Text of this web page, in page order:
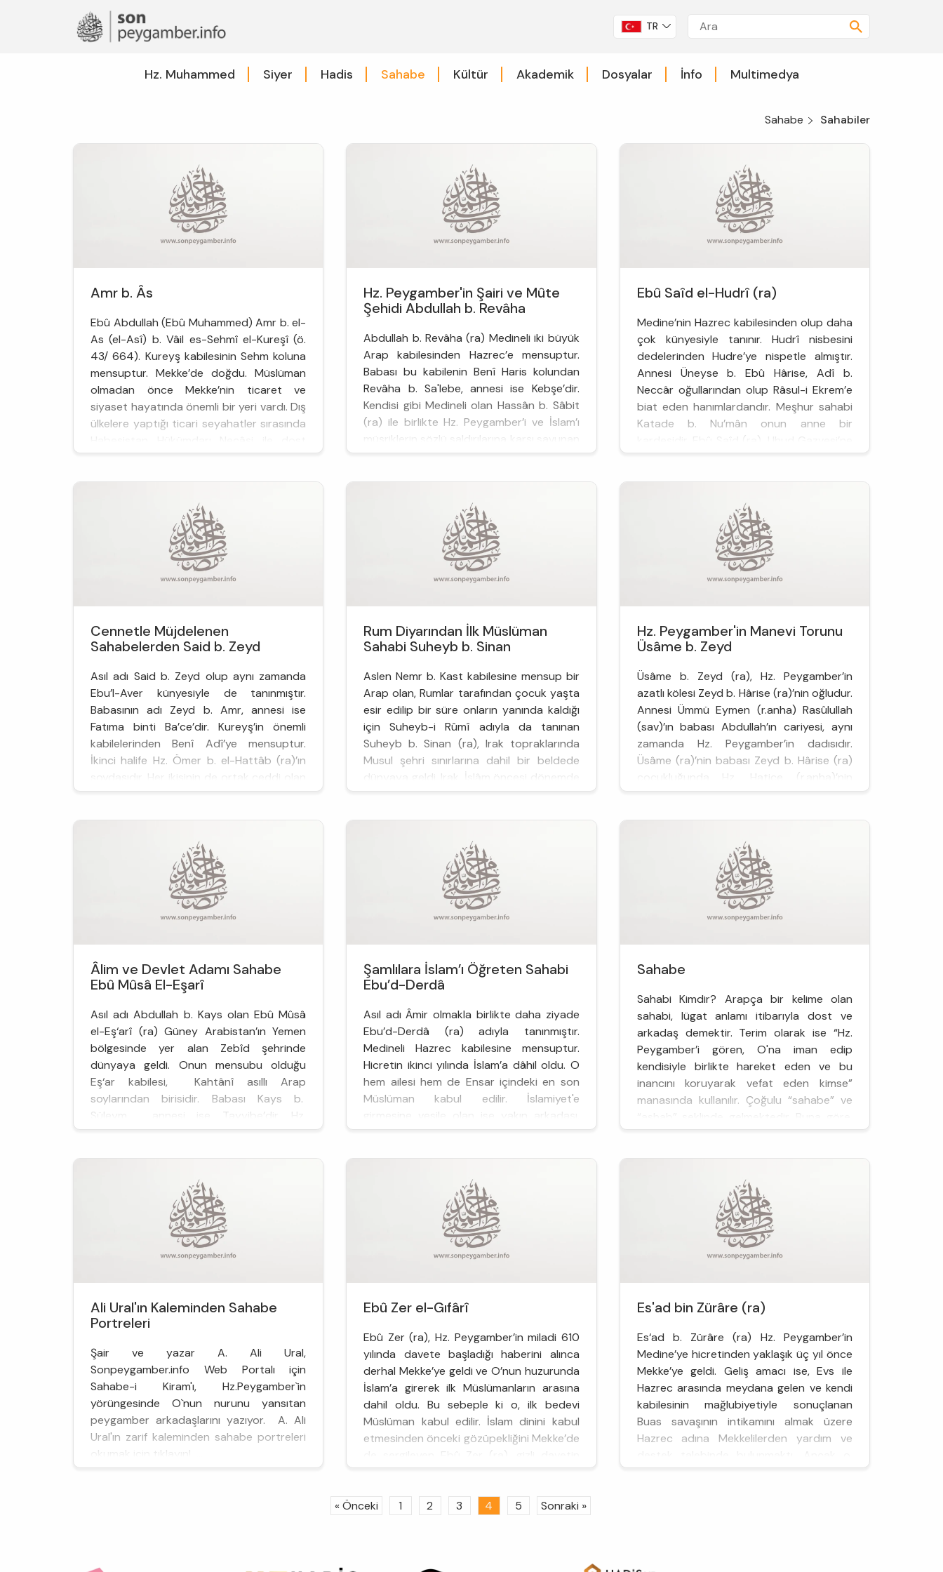
TR
Hz. Muhammed Siyer Hadis Sahabe Kültür Akademik Dosyalar İnfo Multimedya
Sahabe Sahabiler
Amr b. Âs
Ebû Abdullah (Ebû Muhammed) Amr b. el-
As (el-Asî) b. Vâil es-Sehmî el-Kureşî (ö.
43/ 664). Kureyş kabilesinin Sehm koluna
mensuptur. Mekke’de doğdu. Müslüman
olmadan önce Mekke’nin ticaret ve
siyaset hayatında önemli bir yeri vardı. Dış
ülkelere yaptığı ticari seyahatler sırasında
oldu. Bundan dolayı Habeş...
Hz. Peygamber'in Şairi ve Mûte
Şehidi Abdullah b. Revâha
Abdullah b. Revâha (ra) Medineli iki büyük
Arap kabilesinden Hazrec’e mensuptur.
Babası bu kabilenin Benî Haris kolundan
Revâha b. Sa'lebe, annesi ise Kebşe’dir.
Kendisi gibi Medineli olan Hassân b. Sâbit
(ra) ile birlikte Hz. Peygamber’i ve İslam’ı
müşriklerin sözlü saldırılarına karşı savunan
şairlerden birisidir. Nitekim Allah Rasû...
Ebû Saîd el-Hudrî (ra)
Medine’nin Hazrec kabilesinden olup daha
çok künyesiyle tanınır. Hudrî nisbesini
dedelerinden Hudre’ye nispetle almıştır.
Annesi Üneyse b. Ebû Hârise, Adî b.
Neccâr oğullarından olup Râsul-i Ekrem’e
biat eden hanımlardandır. Meşhur sahabi
Katade b. Nu’mân onun anne bir
kardeşidir. Ebû Saîd (ra), Uhud Gazvesi’ne
katılmak için Hz. Peygamber’in huzuruna
Cennetle Müjdelenen
Sahabelerden Said b. Zeyd
Asıl adı Said b. Zeyd olup aynı zamanda
Ebu’l-Aver künyesiyle de tanınmıştır.
Babasının adı Zeyd b. Amr, annesi ise
Fatıma binti Ba’ce’dir. Kureyş’in önemli
kabilelerinden Benî Adî’ye mensuptur.
İkinci halife Hz. Ömer b. el-Hattâb (ra)’ın
soydaşıdır. Her ikisinin de ortak ceddi olan
Nüfeyl b. Abdüluzza yaşadığı dönemde,
Rum Diyarından İlk Müslüman
Sahabi Suheyb b. Sinan
Aslen Nemr b. Kast kabilesine mensup bir
Arap olan, Rumlar tarafından çocuk yaşta
esir edilip bir süre onların yanında kaldığı
için Suheyb-i Rûmî adıyla da tanınan
Suheyb b. Sinan (ra), Irak topraklarında
Musul şehri sınırlarına dahil bir beldede
dünyaya geldi. Irak, İslâm öncesi dönemde
İran’da kurulmuş bulunan Sasanî
Hz. Peygamber'in Manevi Torunu
Üsâme b. Zeyd
Üsâme b. Zeyd (ra), Hz. Peygamber’in
azatlı kölesi Zeyd b. Hârise (ra)’nin oğludur.
Annesi Ümmü Eymen (r.anha) Rasûlullah
(sav)’ın babası Abdullah’ın cariyesi, aynı
zamanda Hz. Peygamber’in dadısıdır.
Üsâme (ra)’nin babası Zeyd b. Hârise (ra)
çocukluğunda Hz. Hatice (r.anha)’nin
kölesiydi. Hz. Hatice (r.anha) Allah Rasûlü
Âlim ve Devlet Adamı Sahabe
Ebû Mûsâ El-Eşarî
Asıl adı Abdullah b. Kays olan Ebû Mûsâ
el-Eş‘arî (ra) Güney Arabistan’ın Yemen
bölgesinde yer alan Zebîd şehrinde
dünyaya geldi. Onun mensubu olduğu
Eş‘ar kabilesi, Kahtânî asıllı Arap
soylarından birisidir. Babası Kays b.
Süleym, annesi ise Tayyibe’dir. Hz.
Peygamber’in Mekke’de davetini
Şamlılara İslam’ı Öğreten Sahabi
Ebu’d-Derdâ
Asıl adı Âmir olmakla birlikte daha ziyade
Ebu’d-Derdâ (ra) adıyla tanınmıştır.
Medineli Hazrec kabilesine mensuptur.
Hicretin ikinci yılında İslam’a dâhil oldu. O
hem ailesi hem de Ensar içindeki en son
Müslüman kabul edilir. İslamiyet'e
girmesine vesile olan ise yakın arkadaşı,
aynı zamanda da Hz. Peygamber’in
Sahabe
Sahabi Kimdir? Arapça bir kelime olan
sahabi, lügat anlamı itibarıyla dost ve
arkadaş demektir. Terim olarak ise “Hz.
Peygamber’i gören, O'na iman edip
kendisiyle birlikte hareket eden ve bu
inancını koruyarak vefat eden kimse”
manasında kullanılır. Çoğulu “sahabe” ve
Hz. Peygamber’e ilk vahyin geliş ta...
Ali Ural'ın Kaleminden Sahabe
Portreleri
Şair ve yazar A. Ali Ural,
Sonpeygamber.info Web Portalı için
Sahabe-i Kiram'ı, Hz.Peygamber`in
yörüngesinde O`nun nurunu yansıtan
peygamber arkadaşlarını yazıyor. A. Ali
Ural'ın zarif kaleminden sahabe portreleri
okumak için tıklayın! ...
Ebû Zer el-Gıfârî
Ebû Zer (ra), Hz. Peygamber’in miladi 610
yılında davete başladığı haberini alınca
derhal Mekke’ye geldi ve O’nun huzurunda
İslam’a girerek ilk Müslümanların arasına
dahil oldu. Bu sebeple ki o, ilk bedevi
Müslüman kabul edilir. İslam dinini kabul
etmesinden önceki gözüpekliğini Mekke’de
de sergileyen Ebû Zer (ra), gizli davetin
gerçekleştiği ve Müslüman ...
Es'ad bin Zürâre (ra)
Es‘ad b. Zürâre (ra) Hz. Peygamber’in
Medine’ye hicretinden yaklaşık üç yıl önce
Mekke’ye geldi. Geliş amacı ise, Evs ile
Hazrec arasında meydana gelen ve kendi
kabilesinin mağlubiyetiyle sonuçlanan
Buas savaşının intikamını almak üzere
Hazrec adına Mekkelilerden yardım ve
yanındakilerle birlikte...
« Önceki 1 2 3 4 5 Sonraki »